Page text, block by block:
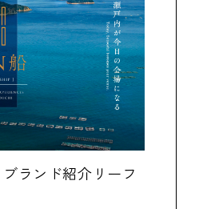
ランド紹介リーフ